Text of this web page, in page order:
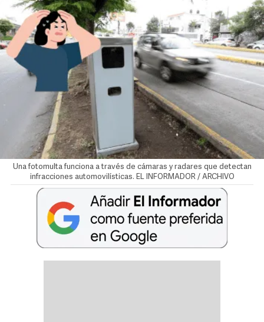
Una fotomulta funciona a través de cámaras y radares que detectan
infracciones automovilísticas. EL INFORMADOR / ARCHIVO